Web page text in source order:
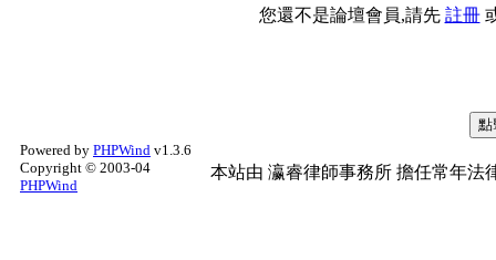
您還不是論壇會員,請先 註冊
Powered by PHPWind v1.3.6
Copyright © 2003-04
PHPWind
本站由 瀛睿律師事務所 擔任常年法